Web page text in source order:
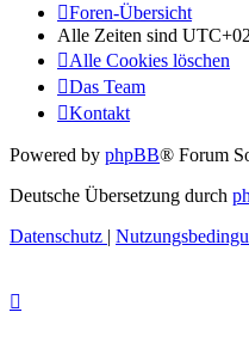
Foren-Übersicht
Alle Zeiten sind
Alle Cookies löschen
Das Team
Kontakt
Powered by phpBB® Forum
Deutsche Übersetzung durch
Datenschutz |